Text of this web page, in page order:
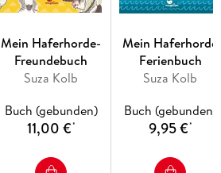
Mein Haferhorde-
Freundebuch
Suza Kolb
Buch (gebunden)
11,00 €*
Mein Haferhorde
Ferienbuch
Suza Kolb
Buch (gebunden)
9,95 €*